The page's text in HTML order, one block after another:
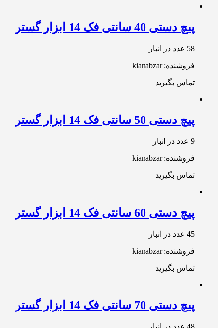
پیچ دستی 40 سانتی فک 14 ابزار گستر
58 عدد در انبار
فروشنده: kianabzar
تماس بگیرید
پیچ دستی 50 سانتی فک 14 ابزار گستر
9 عدد در انبار
فروشنده: kianabzar
تماس بگیرید
پیچ دستی 60 سانتی فک 14 ابزار گستر
45 عدد در انبار
فروشنده: kianabzar
تماس بگیرید
پیچ دستی 70 سانتی فک 14 ابزار گستر